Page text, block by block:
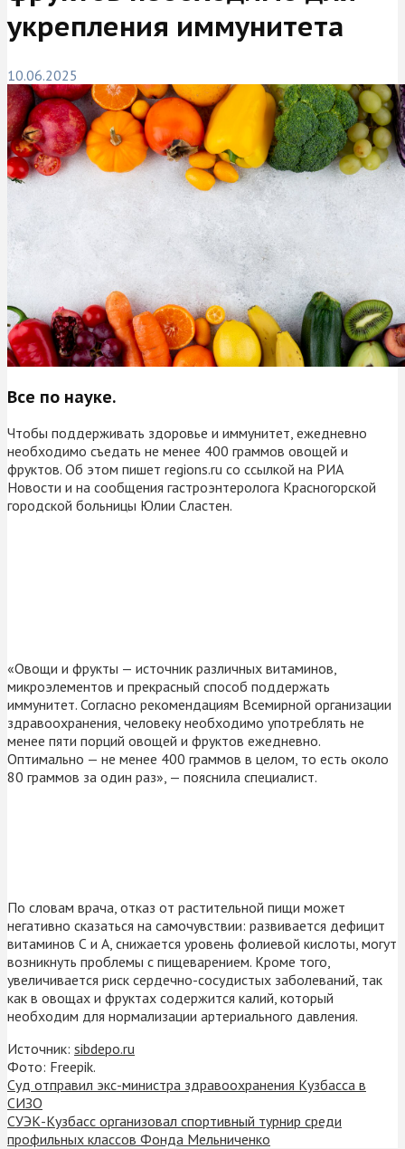
укрепления иммунитета
10.06.2025
Все по науке.
Чтобы поддерживать здоровье и иммунитет, ежедневно
необходимо съедать не менее 400 граммов овощей и
фруктов. Об этом пишет regions.ru со ссылкой на РИА
Новости и на сообщения гастроэнтеролога Красногорской
городской больницы Юлии Сластен.
«Овощи и фрукты — источник различных витаминов,
микроэлементов и прекрасный способ поддержать
иммунитет. Согласно рекомендациям Всемирной организации
здравоохранения, человеку необходимо употреблять не
менее пяти порций овощей и фруктов ежедневно.
Оптимально — не менее 400 граммов в целом, то есть около
80 граммов за один раз», — пояснила специалист.
По словам врача, отказ от растительной пищи может
негативно сказаться на самочувствии: развивается дефицит
витаминов С и А, снижается уровень фолиевой кислоты, могут
возникнуть проблемы с пищеварением. Кроме того,
увеличивается риск сердечно-сосудистых заболеваний, так
как в овощах и фруктах содержится калий, который
необходим для нормализации артериального давления.
Источник: sibdepo.ru
Фото: Freepik.
Суд отправил экс-министра здравоохранения Кузбасса в
СИЗО
СУЭК-Кузбасс организовал спортивный турнир среди
профильных классов Фонда Мельниченко